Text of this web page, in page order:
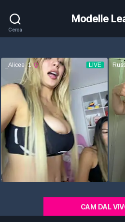
Cerca
Modelle
CAM DAL